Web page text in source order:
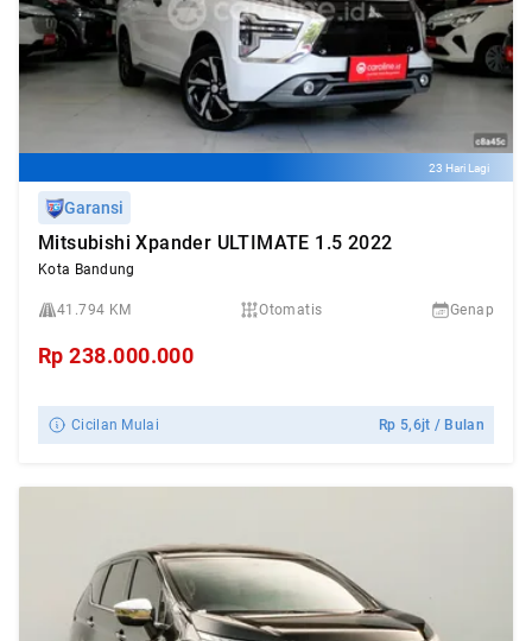
23 Hari Lagi
Garansi
Mitsubishi Xpander ULTIMATE 1.5 2022
Kota Bandung
41.794 KM Otomatis Genap
Rp238.000.000
Cicilan Mulai Rp 5,6jt / Bulan